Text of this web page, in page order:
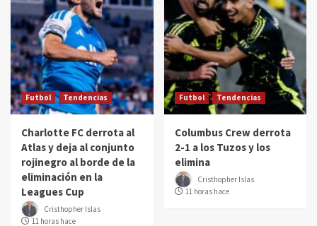
Futbol Tendencias
Charlotte FC derrota al
Atlas y deja al conjunto
rojinegro al borde de la
eliminación en la
Leagues Cup
Cristhopher Islas
11 horas hace
Futbol Tendencias
Columbus Crew derrota
2-1 a los Tuzos y los
elimina
Cristhopher Islas
11 horas hace